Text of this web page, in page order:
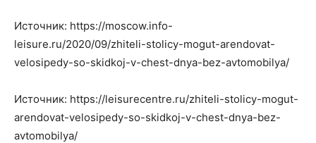
Источник: https://moscow.info-
leisure.ru/2020/09/zhiteli-stolicy-mogut-arendovat-
velosipedy-so-skidkoj-v-chest-dnya-bez-avtomobilya/
Источник: https://leisurecentre.ru/zhiteli-stolicy-mogut-
arendovat-velosipedy-so-skidkoj-v-chest-dnya-bez-
avtomobilya/